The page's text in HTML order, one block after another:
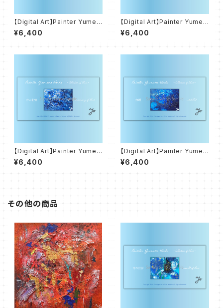
【Digital Art】Painter Yumen
o Works - Colletion of Blu
e - 青の情景 scene of blue
¥6,400
【Digital Art】Painter Yumen
o Works - Colletion of Blu
e - きみがいた夏 the summer
¥6,400
【Digital Art】Painter Yumen
o Works - Colletion of Blu
e - 青の記憶 memory of blu
¥6,400
【Digital Art】Painter Yumen
o Works - Colletion of Blu
e - 無題 untitled
¥6,400
その他の商品